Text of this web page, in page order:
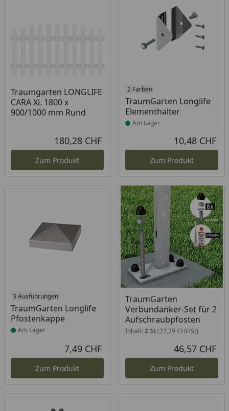
Traumgarten LONGLIFE
CARA XL 1800 x
900/1000 mm Rund
180,28 CHF
Zum Produkt
2 Farben
TraumGarten Longlife
Elementhalter
Produkt am Lager
Am Lager
10,48 CHF
Zum Produkt
3 Ausführungen
TraumGarten Longlife
Pfostenkappe
Produkt am Lager
Am Lager
7,49 CHF
Zum Produkt
TraumGarten
Verbundanker-Set für 2
Aufschraubpfosten
Inhalt: 2 St(23,29 CHF/St)
46,57 CHF
Zum Produkt